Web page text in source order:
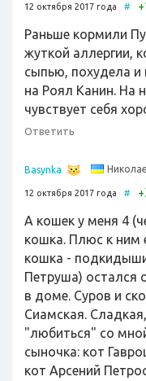
12 октября 2017 года # +
Раньше кормили
жуткой аллергии,
сыпью, похудела
на Роял Канин. На
чувствует себя
Ответить
Basynka
12 октября 2017 года # +
А кошек у меня 4
кошка. Плюс к ним
кошка -
Петруша) остался
в доме. Суров и
Сиамская.
"любиться" со
сыночка: кот
кот Арсений